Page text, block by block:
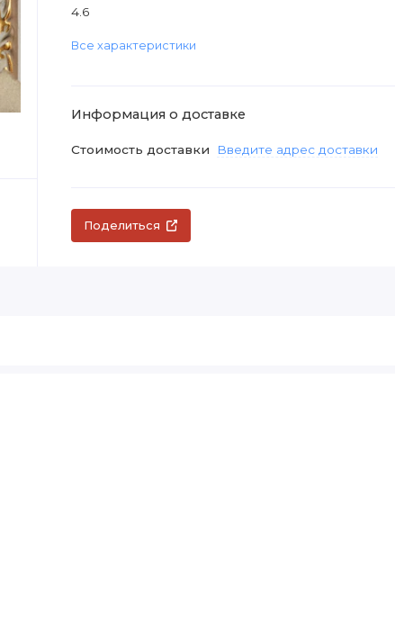
4.6
Все характеристики
Информация о доставке
Стоимость доставки Введите адрес доставки
Поделиться